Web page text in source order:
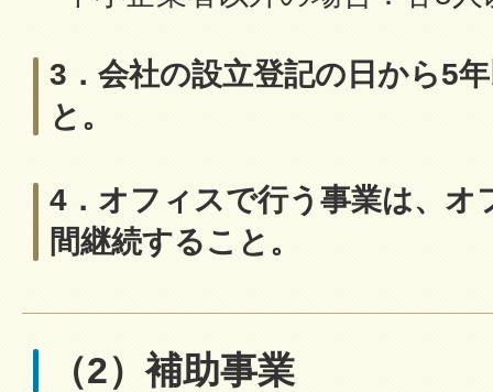
3．会社の設立登記の日から5
と。
4．オフィスで行う事業は、オ
間継続すること。
（2）補助事業